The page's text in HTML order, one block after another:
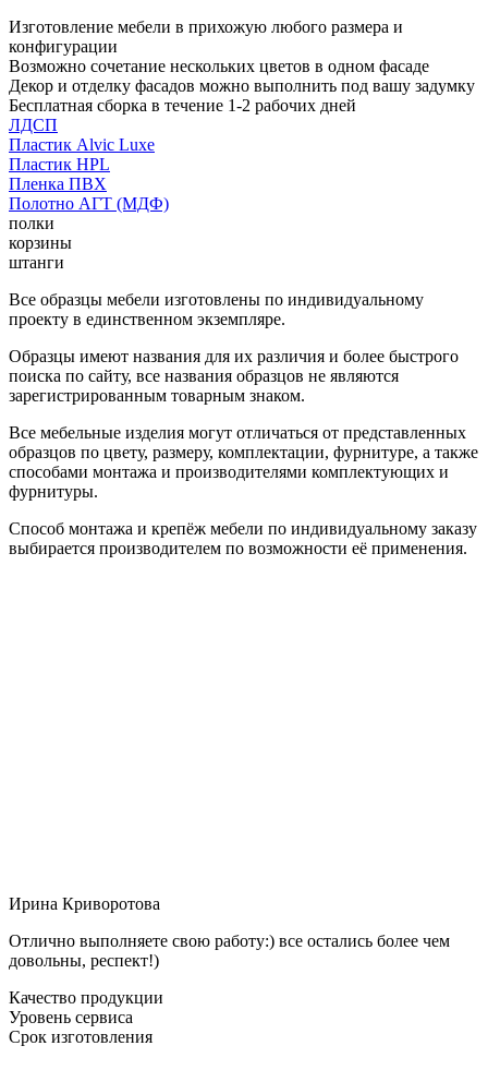
Изготовление мебели в прихожую любого размера и
конфигурации
Возможно сочетание нескольких цветов в одном фасаде
Декор и отделку фасадов можно выполнить под вашу задумку
Бесплатная сборка в течение 1-2 рабочих дней
ЛДСП
Пластик Alvic Luxe
Пластик HPL
Пленка ПВХ
Полотно АГТ (МДФ)
полки
корзины
штанги
Все образцы мебели изготовлены по индивидуальному
проекту в единственном экземпляре.
Образцы имеют названия для их различия и более быстрого
поиска по сайту, все названия образцов не являются
зарегистрированным товарным знаком.
Все мебельные изделия могут отличаться от представленных
образцов по цвету, размеру, комплектации, фурнитуре, а также
способами монтажа и производителями комплектующих и
фурнитуры.
Способ монтажа и крепёж мебели по индивидуальному заказу
выбирается производителем по возможности её применения.
Ирина Криворотова
Отлично выполняете свою работу:) все остались более чем
довольны, респект!)
Качество продукции
Уровень сервиса
Срок изготовления